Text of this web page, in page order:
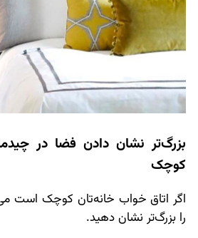
بزرگ‌تر نشان دادن فضا در
کوچک
اگر اتاق خواب خانه‌تان کوچک است
را بزرگ‌تر نشان دهید.